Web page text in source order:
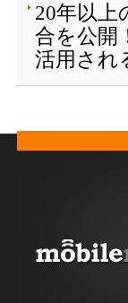
20年以上
合を公開
活用され